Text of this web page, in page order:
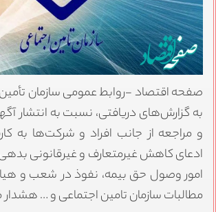
صفحه اقتصاد -روابط عمومی سازمان تأمین
به گزارش‌های دریافتی، نسبت به انتشار
و مراجعه از جانب افراد و شرکت‌ها به
ادعای کاهش غیرمتعارف و غیرقانونی
امور وصول حق بیمه، نفوذ در شعب و
مطالبات سازمان تامین اجتماعی و …